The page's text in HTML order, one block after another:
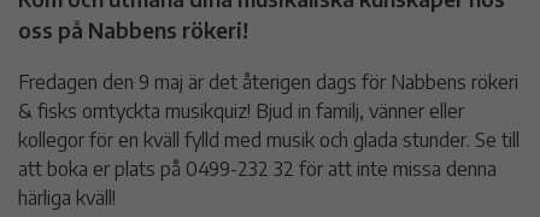
oss på Nabbens rökeri!
Fredagen den 9 maj är det återigen dags för Nabbens rökeri
& fisks omtyckta musikquiz! Bjud in familj, vänner eller
kollegor för en kväll fylld med musik och glada stunder. Se till
att boka er plats på 0499-232 32 för att inte missa denna
härliga kväll!